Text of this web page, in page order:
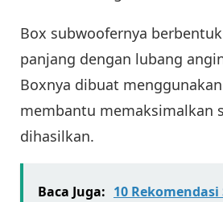
Box subwoofernya
panjang dengan lubang
Boxnya dibuat
membantu memaksimalkan
dihasilkan.
Baca Juga: 10